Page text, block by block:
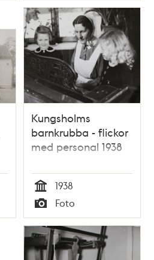
Kungsholms
barnkrubba - flickor
med personal 1938
Tid
1938
Typ
Foto